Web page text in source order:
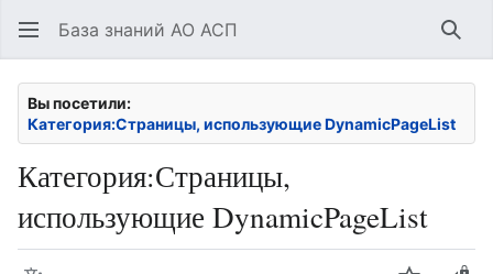
База знаний АО АСП
Вы посетили:
Категория:Страницы, использующие DynamicPageList
Категория:Страницы,
использующие DynamicPageList